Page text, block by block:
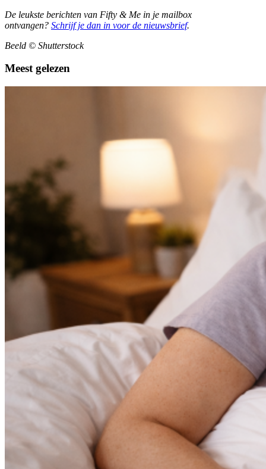
De leukste berichten van Fifty & Me in je mailbox
ontvangen? Schrijf je dan in voor de nieuwsbrief.
Beeld © Shutterstock
Meest gelezen